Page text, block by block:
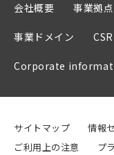
会社概要 事業拠点
事業ドメイン
Corporate
サイトマップ
情報
ご利用上の注意
プ